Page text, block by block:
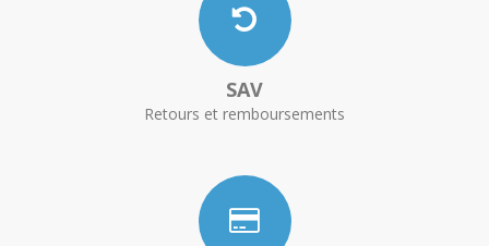
SAV
Retours et remboursements